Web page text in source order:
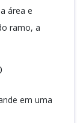
área e
ramo, a
em uma